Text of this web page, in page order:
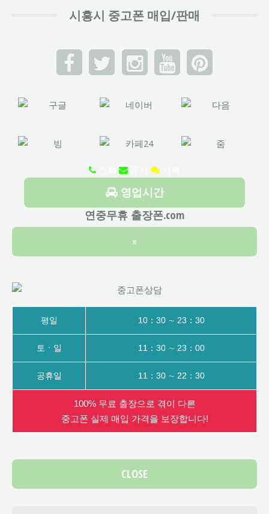
시흥시 중고폰 매입/판매
영업시간
연중무휴 출장폰.com
×
평일 10：30 ∼ 23：30
토ㆍ일 11：30 ∼ 23：00
공휴일 11：30 ∼ 22：30
100% 무료 출장으로 겪이 다른
중고폰 실제 매입 가격을 보장합니다!
CLOSE